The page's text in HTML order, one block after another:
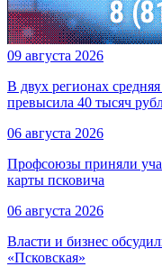
09 августа 2026
В двух регионах
превысила 40 тысяч
06 августа 2026
Профсоюзы приняли
карты псковича
06 августа 2026
Власти и бизнес
«Псковская»